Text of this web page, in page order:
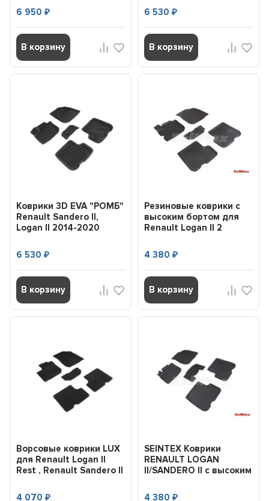
6 950₽
В корзину
6 530 ₽
В корзину
Коврики 3D EVA "РОМБ"
Renault Sandero II,
Logan II 2014-2020
6 530₽
В корзину
Резиновые коврики с
высоким бортом для
Renault Logan II 2
4 380 ₽
В корзину
Ворсовые коврики LUX
для Renault Logan II
Rest , Renault Sandero II
4 070₽
SEINTEX Коврики
RENAULT LOGAN
II/SANDERO II с высоким
90154...
4 380 ₽